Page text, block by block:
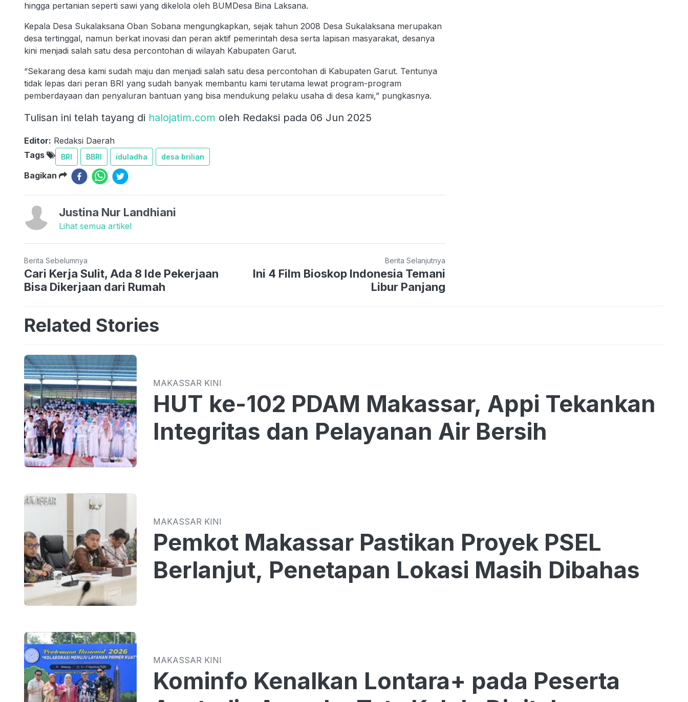
hingga pertanian seperti sawi yang dikelola oleh BUMDesa Bina Laksana.
Kepala Desa Sukalaksana Oban Sobana mengungkapkan, sejak tahun 2008 Desa Sukalaksana merupakan
desa tertinggal, namun berkat inovasi dan peran aktif pemerintah desa serta lapisan masyarakat, desanya
kini menjadi salah satu desa percontohan di wilayah Kabupaten Garut.
“Sekarang desa kami sudah maju dan menjadi salah satu desa percontohan di Kabupaten Garut. Tentunya
tidak lepas dari peran BRI yang sudah banyak membantu kami terutama lewat program-program
pemberdayaan dan penyaluran bantuan yang bisa mendukung pelaku usaha di desa kami,” pungkasnya.
Tulisan ini telah tayang di halojatim.com oleh Redaksi pada 06 Jun 2025
Editor: Redaksi Daerah
Tags
BRI BBRI iduladha desa brilian
Bagikan
Justina Nur Landhiani
Lihat semua artikel
Berita Sebelumnya
Cari Kerja Sulit, Ada 8 Ide Pekerjaan
Bisa Dikerjaan dari Rumah
Berita Selanjutnya
Ini 4 Film Bioskop Indonesia Temani
Libur Panjang
Related Stories
MAKASSAR KINI
HUT ke-102 PDAM Makassar, Appi Tekankan
Integritas dan Pelayanan Air Bersih
MAKASSAR KINI
Pemkot Makassar Pastikan Proyek PSEL
Berlanjut, Penetapan Lokasi Masih Dibahas
MAKASSAR KINI
Kominfo Kenalkan Lontara+ pada Peserta